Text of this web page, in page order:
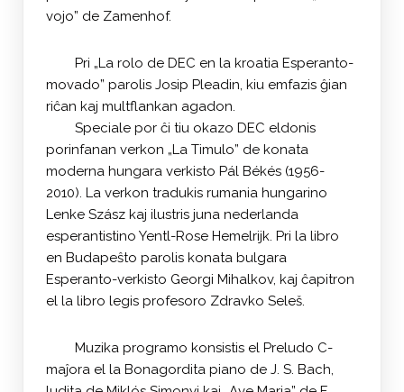
vojo” de Zamenhof.
Pri „La rolo de DEC en la kroatia Esperanto-
movado” parolis Josip Pleadin, kiu emfazis ĝian
riĉan kaj multflankan agadon.
Speciale por ĉi tiu okazo DEC eldonis
porinfanan verkon „La Timulo” de konata
moderna hungara verkisto Pál Békés (1956-
2010). La verkon tradukis rumania hungarino
Lenke Szász kaj ilustris juna nederlanda
esperantistino Yentl-Rose Hemelrijk. Pri la libro
en Budapeŝto parolis konata bulgara
Esperanto-verkisto Georgi Mihalkov, kaj ĉapitron
el la libro legis profesoro Zdravko Seleš.
Muzika programo konsistis el Preludo C-
maĵora el la Bonagordita piano de J. S. Bach,